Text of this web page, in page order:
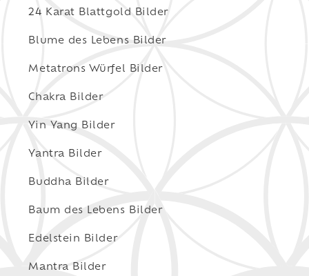
24 Karat Blattgold Bilder
Blume des Lebens Bilder
Metatrons Würfel Bilder
Chakra Bilder
Yin Yang Bilder
Yantra Bilder
Buddha Bilder
Baum des Lebens Bilder
Edelstein Bilder
Mantra Bilder